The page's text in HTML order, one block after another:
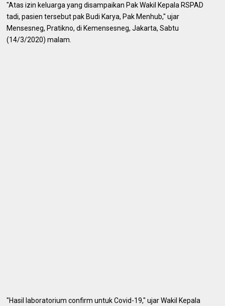
"Atas izin keluarga yang disampaikan Pak Wakil Kepala RSPAD
tadi, pasien tersebut pak Budi Karya, Pak Menhub," ujar
Mensesneg, Pratikno, di Kemensesneg, Jakarta, Sabtu
(14/3/2020) malam.
"Hasil laboratorium confirm untuk Covid-19," ujar Wakil Kepala